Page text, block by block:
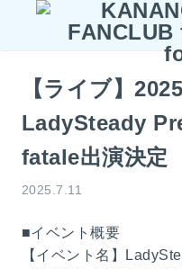
【ライブ】
LadySteady
fatale出演決定
2025.7.11
■イベント概要
【イベント名】